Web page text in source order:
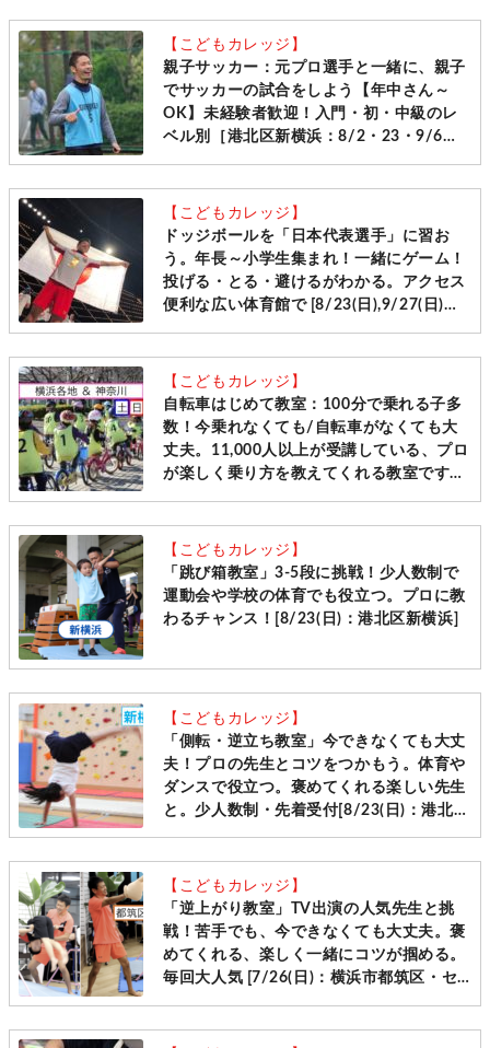
【こどもカレッジ】
親子サッカー：元プロ選手と一緒に、親子
でサッカーの試合をしよう【年中さん～
OK】未経験者歓迎！入門・初・中級のレ
ベル別［港北区新横浜：8/2・23・9/6・
【こどもカレッジ】
ドッジボールを「日本代表選手」に習お
う。年長～小学生集まれ！一緒にゲーム！
投げる・とる・避けるがわかる。アクセス
便利な広い体育館で [8/23(日),9/27(日)＠
【こどもカレッジ】
自転車はじめて教室：100分で乗れる子多
数！今乗れなくても/自転車がなくても大
丈夫。11,000人以上が受講している、プロ
が楽しく乗り方を教えてくれる教室です
【こどもカレッジ】
「跳び箱教室」3-5段に挑戦！少人数制で
運動会や学校の体育でも役立つ。プロに教
わるチャンス！[8/23(日)：港北区新横浜]
【こどもカレッジ】
「側転・逆立ち教室」今できなくても大丈
夫！プロの先生とコツをつかもう。体育や
ダンスで役立つ。褒めてくれる楽しい先生
と。少人数制・先着受付[8/23(日)：港北区
【こどもカレッジ】
「逆上がり教室」TV出演の人気先生と挑
戦！苦手でも、今できなくても大丈夫。褒
めてくれる、楽しく一緒にコツが掴める。
毎回大人気 [7/26(日)：横浜市都筑区・セ